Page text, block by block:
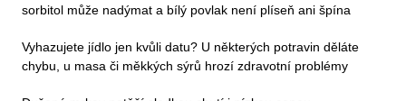
sorbitol může nadýmat a bílý povlak není plíseň ani špína
Vyhazujete jídlo jen kvůli datu? U některých potravin děláte
chybu, u masa či měkkých sýrů hrozí zdravotní problémy